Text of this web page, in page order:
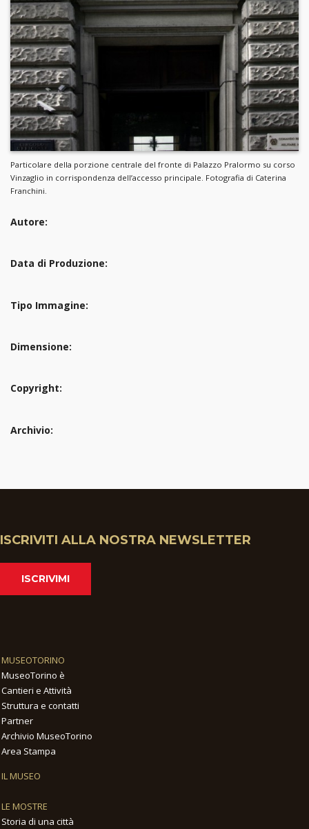
Particolare della porzione centrale del fronte di Palazzo Pralormo su corso
Vinzaglio in corrispondenza dell’accesso principale. Fotografia di Caterina
Franchini.
Autore:
Data di Produzione:
Tipo Immagine:
Dimensione:
Copyright:
Archivio:
ISCRIVITI ALLA NOSTRA NEWSLETTER
ISCRIVIMI
MUSEOTORINO
MuseoTorino è
Cantieri e Attività
Struttura e contatti
Partner
Archivio MuseoTorino
Area Stampa
IL MUSEO
LE MOSTRE
Storia di una città